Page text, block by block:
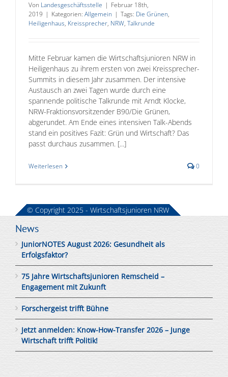
Von Landesgeschäftsstelle | Februar 18th,
2019 | Kategorien: Allgemein | Tags: Die Grünen,
Heiligenhaus, Kreissprecher, NRW, Talkrunde
Mitte Februar kamen die Wirtschaftsjunioren NRW in
Heiligenhaus zu ihrem ersten von zwei Kreissprecher-
Summits in diesem Jahr zusammen. Der intensive
Austausch an zwei Tagen wurde durch eine
spannende politische Talkrunde mit Arndt Klocke,
NRW-Fraktionsvorsitzender B90/Die Grünen,
abgerundet. Am Ende eines intensiven Talk-Abends
stand ein positives Fazit: Grün und Wirtschaft? Das
passt durchaus zusammen. [...]
Weiterlesen 0
News
JuniorNOTES August 2026: Gesundheit als
Erfolgsfaktor?
75 Jahre Wirtschaftsjunioren Remscheid –
Engagement mit Zukunft
Forschergeist trifft Bühne
Jetzt anmelden: Know-How-Transfer 2026 – Junge
Wirtschaft trifft Politik!
© Copyright 2025 - Wirtschaftsjunioren NRW